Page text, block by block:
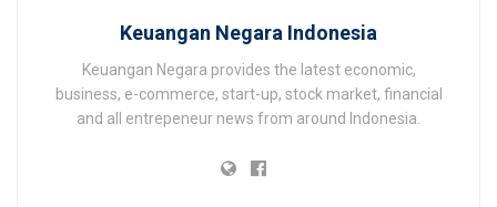
Keuangan Negara Indonesia
Keuangan Negara provides the latest economic,
business, e-commerce, start-up, stock market, financial
and all entrepeneur news from around Indonesia.